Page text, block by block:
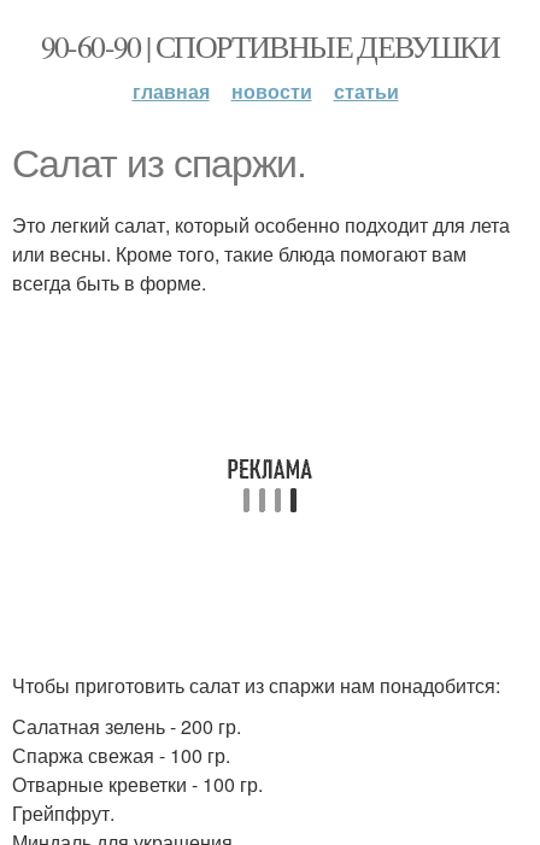
90-60-90 | СПОРТИВНЫЕ ДЕВУШКИ
главная новости статьи
Салат из спаржи.
Это легкий салат, который особенно подходит для лета
или весны. Кроме того, такие блюда помогают вам
всегда быть в форме.
Чтобы приготовить салат из спаржи нам понадобится:
Салатная зелень - 200 гр.
Спаржа свежая - 100 гр.
Отварные креветки - 100 гр.
Грейпфрут.